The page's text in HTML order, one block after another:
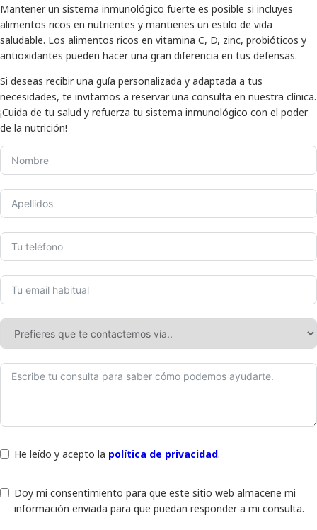
Mantener un sistema inmunológico fuerte es posible si incluyes
alimentos ricos en nutrientes y mantienes un estilo de vida
saludable. Los alimentos ricos en vitamina C, D, zinc, probióticos y
antioxidantes pueden hacer una gran diferencia en tus defensas.
Si deseas recibir una guía personalizada y adaptada a tus
necesidades, te invitamos a reservar una consulta en nuestra clínica.
¡Cuida de tu salud y refuerza tu sistema inmunológico con el poder
de la nutrición!
He leído y acepto la política de privacidad.
Doy mi consentimiento para que este sitio web almacene mi
información enviada para que puedan responder a mi consulta.